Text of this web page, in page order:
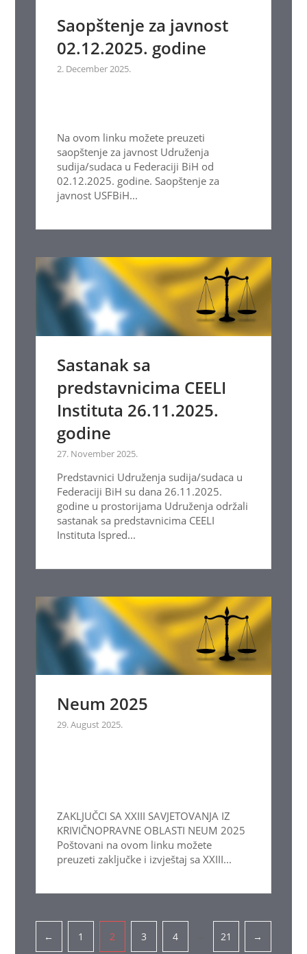
Saopštenje za javnost
02.12.2025. godine
2. December 2025.
Na ovom linku možete preuzeti
saopštenje za javnost Udruženja
sudija/sudaca u Federaciji BiH od
02.12.2025. godine. Saopštenje za
javnost USFBiH...
Sastanak sa
predstavnicima CEELI
Instituta 26.11.2025.
godine
27. November 2025.
Predstavnici Udruženja sudija/sudaca u
Federaciji BiH su dana 26.11.2025.
godine u prostorijama Udruženja održali
sastanak sa predstavnicima CEELI
Instituta Ispred...
Neum 2025
29. August 2025.
ZAKLJUČCI SA XXIII SAVJETOVANJA IZ
KRIVIČNOPRAVNE OBLASTI NEUM 2025
Poštovani na ovom linku možete
preuzeti zaključke i izvještaj sa XXIII...
Pagination
← 1 2 3 4 21 →